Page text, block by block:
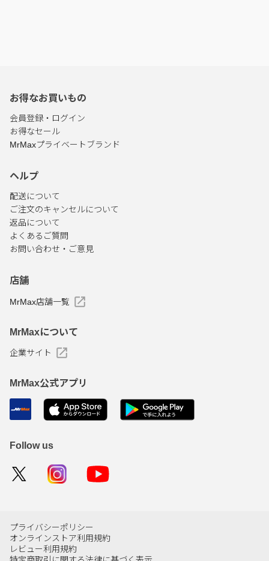
お得なお買いもの
会員登録・ログイン
お得なセール
MrMaxプライベートブランド
ヘルプ
配送について
ご注文のキャンセルについて
返品について
よくあるご質問
お問い合わせ・ご意見
店舗
MrMax店舗一覧
MrMaxについて
企業サイト
MrMax公式アプリ
Follow us
プライバシーポリシー
オンラインストア利用規約
レビュー利用規約